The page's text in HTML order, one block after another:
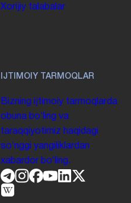
Xorijiy talabalar
IJTIMOIY TARMOQLAR
Bizning ijtimoiy tarmoqlarda
obuna boʻling va
taraqqiyotimiz haqidagi
soʻnggi yangiliklardan
xabardor boʻling.